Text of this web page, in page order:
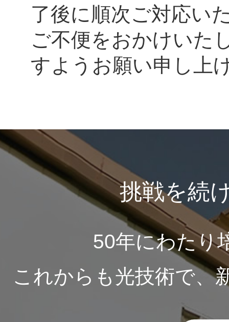
了後に順次ご対応い
ご不便をおかけいた
すようお願い申し上
挑戦を続
50年にわたり
これからも光技術で、